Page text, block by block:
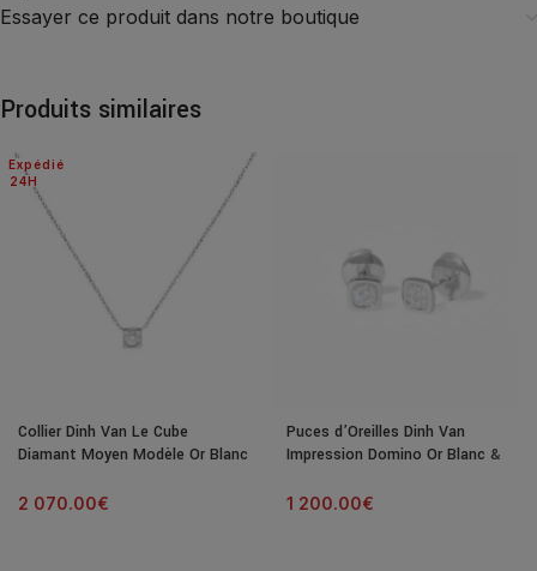
Essayer ce produit dans notre boutique
Produits similaires
24H
Expédié
Collier Dinh Van Le Cube
Diamant Moyen Modèle Or Blanc
2 070.00€
Puces d’Oreilles Dinh Van
Impression Domino Or Blanc &
1 200.00€